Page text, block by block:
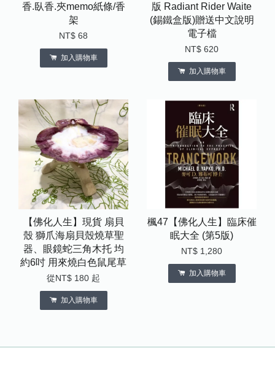
香.臥香.夾memo紙條/香
架
NT$ 68
加入購物車
版 Radiant Rider Waite
(錫鐵盒版)贈送中文說明
電子檔
NT$ 620
加入購物車
【佛化人生】現貨 扇貝
殼 獅爪海扇貝殼燒草聖
器、眼鏡蛇三角木托 均
約6吋 用來燒白色鼠尾草
從 NT$ 180 起
加入購物車
楓47【佛化人生】臨床催
眠大全 (第5版)
NT$ 1,280
加入購物車